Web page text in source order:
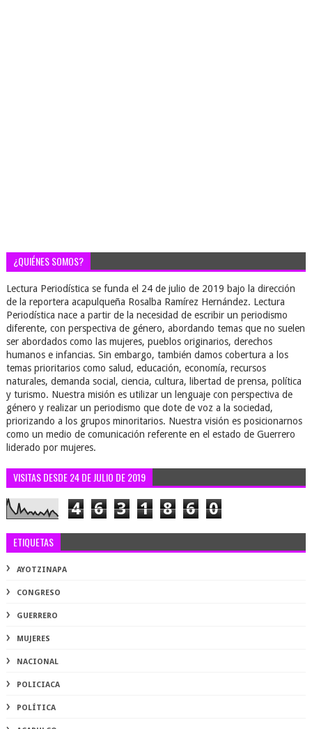
¿QUIÉNES SOMOS?
Lectura Periodística se funda el 24 de julio de 2019 bajo la dirección
de la reportera acapulqueña Rosalba Ramírez Hernández. Lectura
Periodística nace a partir de la necesidad de escribir un periodismo
diferente, con perspectiva de género, abordando temas que no suelen
ser abordados como las mujeres, pueblos originarios, derechos
humanos e infancias. Sin embargo, también damos cobertura a los
temas prioritarios como salud, educación, economía, recursos
naturales, demanda social, ciencia, cultura, libertad de prensa, política
y turismo. Nuestra misión es utilizar un lenguaje con perspectiva de
género y realizar un periodismo que dote de voz a la sociedad,
priorizando a los grupos minoritarios. Nuestra visión es posicionarnos
como un medio de comunicación referente en el estado de Guerrero
liderado por mujeres.
VISITAS DESDE 24 DE JULIO DE 2019
4 6 3 1 8 6 0
ETIQUETAS
AYOTZINAPA
CONGRESO
GUERRERO
MUJERES
NACIONAL
POLICIACA
POLÍTICA